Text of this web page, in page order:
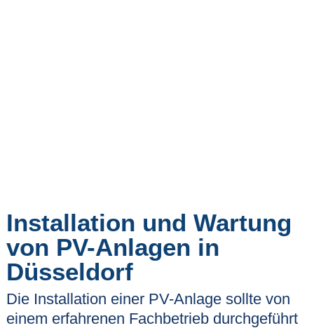
Installation und Wartung
von PV-Anlagen in
Düsseldorf
Die Installation einer PV-Anlage sollte von
einem erfahrenen Fachbetrieb durchgeführt